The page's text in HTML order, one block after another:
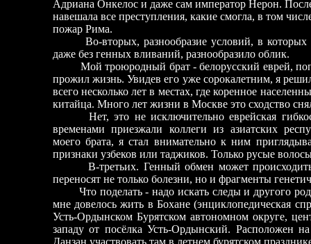
Адриана Онкелос и даже сам император Нерон.
навешала все преступления, какие смогла, в том
пожар Рима.
Во-вторых, разнообразие условий, в которых
даже без генных вливаний, разнообразило облик.
Мой троюродный брат - белорусский еврей,
прожил жизнь. Увидев его уже сорокалетним, я
всего несколько лет в местах, где коренное
китайца. Много лет жизни в Москве это сходство
Нет, это не исключительно еврейская
временами приезжали коллеги из азиатских
моего брата, я стал внимательно к ним
признаки узбеков или таджиков. Только русые
В-третьих. Генный обмен может происходить
переносят не только болезни, но и фрагменты
Что поделать - надо искать следы и другого
мне довелось жить в Бохане (энциклопедическая
Усть-Ордынском Бурятском автономном округе,
западу от посёлка Усть-Ордынский. Расположен